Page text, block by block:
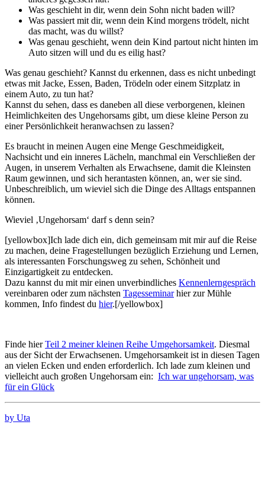
Was geschieht in dir, wenn dein Sohn nicht baden will?
Was passiert mit dir, wenn dein Kind morgens trödelt, nicht
das macht, was du willst?
Was genau geschieht, wenn dein Kind partout nicht hinten im
Auto sitzen will und du es eilig hast?
Was genau geschieht? Kannst du erkennen, dass es nicht unbedingt
etwas mit Jacke, Essen, Baden, Trödeln oder einem Sitzplatz in
einem Auto, zu tun hat?
Kannst du sehen, dass es daneben all diese verborgenen, kleinen
Heimlichkeiten des Ungehorsams gibt, um diese kleine Person zu
einer Persönlichkeit heranwachsen zu lassen?
Es braucht in meinen Augen eine Menge Geschmeidigkeit,
Nachsicht und ein inneres Lächeln, manchmal ein Verschließen der
Augen, in unserem Verhalten als Erwachsene, damit die Kleinsten
Raum gewinnen, und sich herantasten können, an, wer sie sind.
Unbeschreiblich, um wieviel sich die Dinge des Alltags entspannen
können.
Wieviel ‚Ungehorsam‘ darf s denn sein?
[yellowbox]Ich lade dich ein, dich gemeinsam mit mir auf die Reise
zu machen, deine Fragestellungen bezüglich Erziehung und Lernen,
als interessanten Forschungsweg zu sehen, Schönheit und
Einzigartigkeit zu entdecken.
Dazu kannst du mit mir einen unverbindliches Kennenlerngespräch
vereinbaren oder zum nächsten Tagesseminarhier zur Mühle
kommen, Info findest du hier.[/yellowbox]
Finde hierTeil 2 meiner kleinen Reihe Umgehorsamkeit. Diesmal
aus der Sicht der Erwachsenen. Umgehorsamkeit ist in diesen Tagen
an vielen Ecken und enden erforderlich. Ich lade zum kleinen und
vielleicht auch großen Ungehorsam ein: Ich war ungehorsam, was
für ein Glück
by Uta